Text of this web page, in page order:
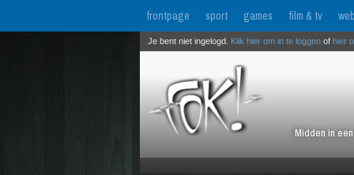
frontpage sport games film & tv
Midden in
Je bent niet ingelogd. Klik hier om in te loggen of hier